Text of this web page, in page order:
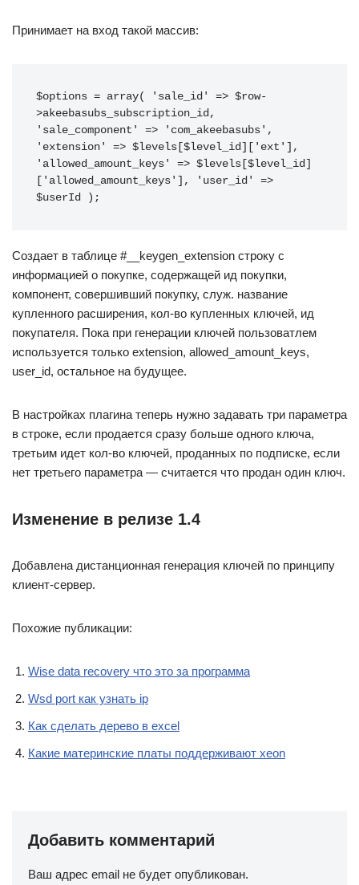
Принимает на вход такой массив:
$options = array( 'sale_id' => $row-
>akeebasubs_subscription_id,
'sale_component' => 'com_akeebasubs',
'extension' => $levels[$level_id]['ext'],
'allowed_amount_keys' => $levels[$level_id]
['allowed_amount_keys'], 'user_id' =>
$userId );
Создает в таблице #__keygen_extension строку с
информацией о покупке, содержащей ид покупки,
компонент, совершивший покупку, служ. название
купленного расширения, кол-во купленных ключей, ид
покупателя. Пока при генерации ключей пользоватлем
используется только extension, allowed_amount_keys,
user_id, остальное на будущее.
В настройках плагина теперь нужно задавать три параметра
в строке, если продается сразу больше одного ключа,
третьим идет кол-во ключей, проданных по подписке, если
нет третьего параметра — считается что продан один ключ.
Изменение в релизе 1.4
Добавлена дистанционная генерация ключей по принципу
клиент-сервер.
Похожие публикации:
Wise data recovery что это за программа
Wsd port как узнать ip
Как сделать дерево в excel
Какие материнские платы поддерживают xeon
Добавить комментарий
Ваш адрес email не будет опубликован.